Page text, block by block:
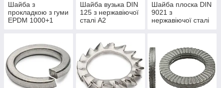
без покриття;
пружинні вигнуті;
латунні;
наполегливі швидкоз'ємні стопорні;
поліамідні, в тому числі вузькі;
Шайба з
прокладкою з гуми
EPDM 1000+1
Шайба вузька DIN
125 з нержавіючої
сталі А2
Шайба плоска DIN
9021 з
нержавіючої сталі